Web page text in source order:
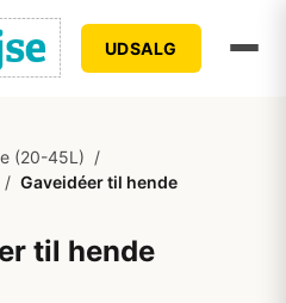
UDSALG
(20-45L) /
/ Gaveidéer til hende
til hende